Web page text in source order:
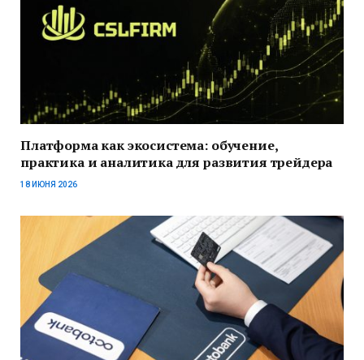
Платформа как экосистема: обучение,
практика и аналитика для развития трейдера
18 ИЮНЯ 2026